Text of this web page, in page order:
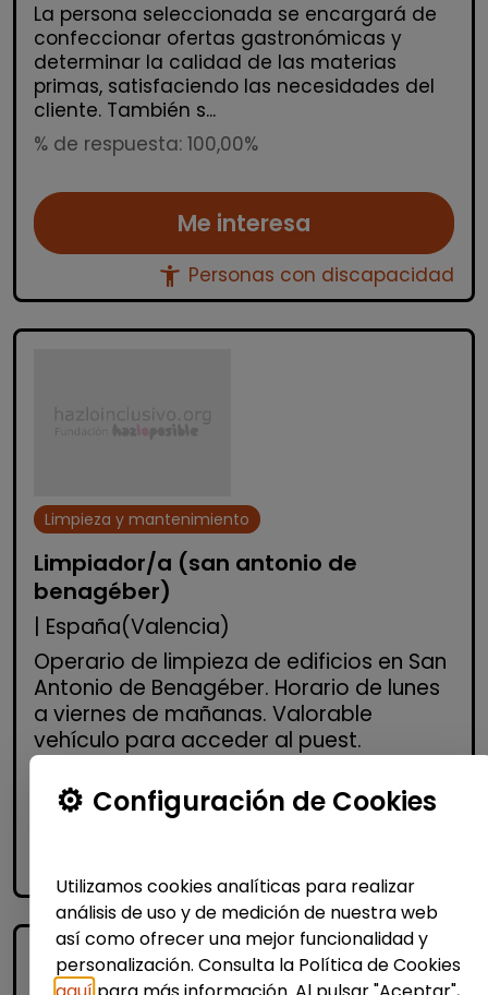
La persona seleccionada se encargará de
confeccionar ofertas gastronómicas y
determinar la calidad de las materias
primas, satisfaciendo las necesidades del
cliente. También s...
% de respuesta: 100,00%
Me interesa
accessibility_new Personas con discapacidad
Limpieza y mantenimiento
Limpiador/a (san antonio de
benagéber)
| España(Valencia)
Operario de limpieza de edificios en San
Antonio de Benagéber. Horario de lunes
a viernes de mañanas. Valorable
vehículo para acceder al puest.
Me interesa
accessibility_new Personas con discapacidad
Configuración de Cookies
Utilizamos cookies analíticas para realizar
análisis de uso y de medición de nuestra web
así como ofrecer una mejor funcionalidad y
personalización. Consulta la Política de Cookies